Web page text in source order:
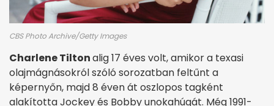
CBS Photo Archive/Getty Images
Charlene Tiltonalig 17 éves volt, amikor a texasi
olajmágnásokról szóló sorozatban feltűnt a
képernyőn, majd 8 éven át oszlopos tagként
alakította Jockey és Bobby unokahúgát. Még 1991-